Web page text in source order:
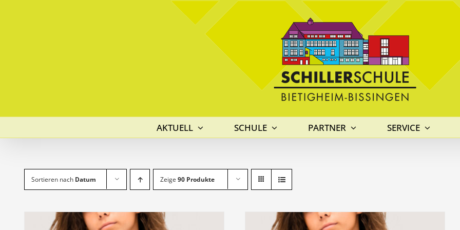
AKTUELL SCHULE PARTNER SERVICE
Sortieren nach Datum Zeige 90 Produkte